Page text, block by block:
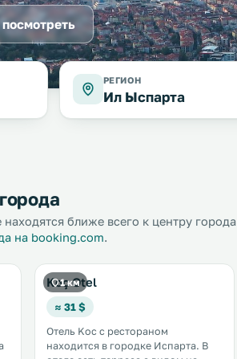
РЕГИОН
Ил Ыспарта
ближе всего к центру
на booking.com.
1 км
Koç Otel
≈ 31 $
Отель Koc с рестораном
находится в городке Испарта. В